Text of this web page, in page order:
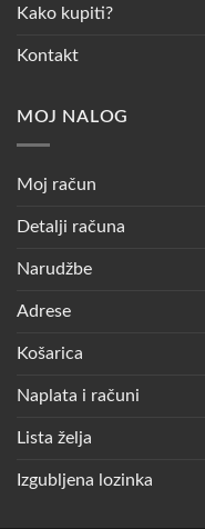
Kako kupiti?
Kontakt
MOJ NALOG
Moj račun
Detalji računa
Narudžbe
Adrese
Košarica
Naplata i računi
Lista želja
Izgubljena lozinka